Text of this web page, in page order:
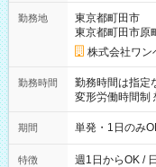
勤務地
東京都町田市
東京都町田市原
株式会社ワン
勤務時間
勤務時間は指定
変形労働時間制 想定労働
～21：00
期間 単発・1日のみ
特徴
週1日からOK /